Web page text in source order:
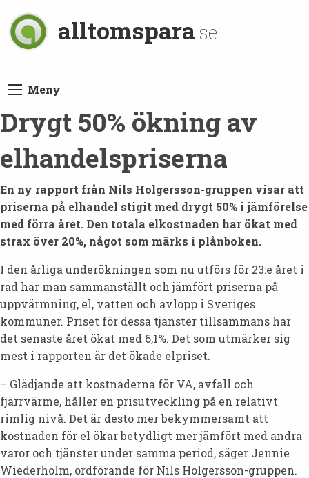
alltomspara.se
Meny
Drygt 50% ökning av
elhandelspriserna
En ny rapport från Nils Holgersson-gruppen visar att
priserna på elhandel stigit med drygt 50% i jämförelse
med förra året. Den totala elkostnaden har ökat med
strax över 20%, något som märks i plånboken.
I den årliga underökningen som nu utförs för 23:e året i
rad har man sammanställt och jämfört priserna på
uppvärmning, el, vatten och avlopp i Sveriges
kommuner. Priset för dessa tjänster tillsammans har
det senaste året ökat med 6,1%. Det som utmärker sig
mest i rapporten är det ökade elpriset.
– Glädjande att kostnaderna för VA, avfall och
fjärrvärme, håller en prisutveckling på en relativt
rimlig nivå. Det är desto mer bekymmersamt att
kostnaden för el ökar betydligt mer jämfört med andra
varor och tjänster under samma period, säger Jennie
Wiederholm, ordförande för Nils Holgersson-gruppen.